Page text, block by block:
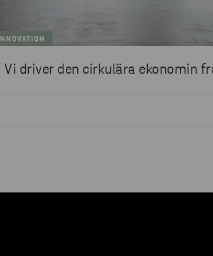
INNOVATION
Vi driver den cirkulära ekonomin